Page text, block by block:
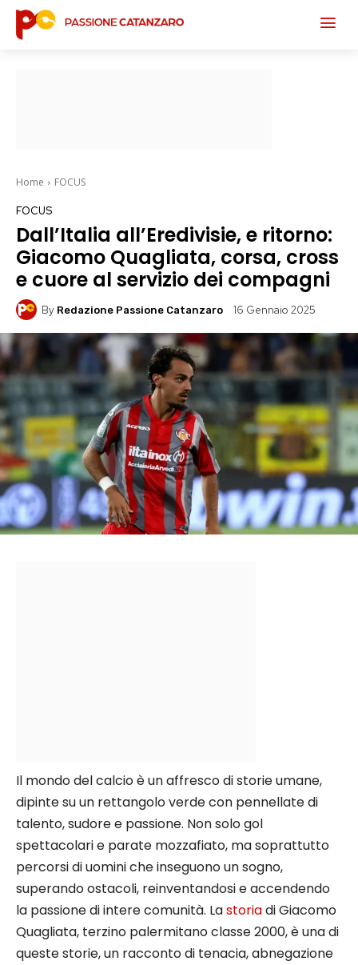
Home FOCUS
FOCUS
Dall’Italia all’Eredivisie, e ritorno:
Giacomo Quagliata, corsa, cross
e cuore al servizio dei compagni
By Redazione Passione Catanzaro 16 Gennaio 2025
Il mondo del calcio è un affresco di storie umane,
dipinte su un rettangolo verde con pennellate di
talento, sudore e passione. Non solo gol
spettacolari e parate mozzafiato, ma soprattutto
percorsi di uomini che inseguono un sogno,
superando ostacoli, reinventandosi e accendendo
la passione di intere comunità. Lastoriadi Giacomo
Quagliata, terzino palermitano classe 2000, è una di
queste storie, un racconto di tenacia, abnegazione